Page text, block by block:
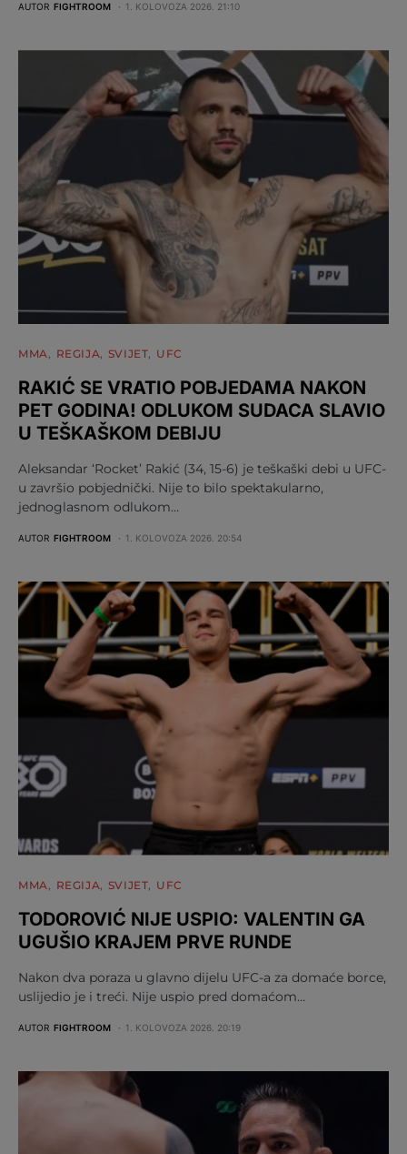
AUTOR FIGHTROOM 1. KOLOVOZA 2026. 21:10
MMA REGIJA SVIJET UFC
RAKIĆ SE VRATIO POBJEDAMA NAKON
PET GODINA! ODLUKOM SUDACA SLAVIO
U TEŠKAŠKOM DEBIJU
Aleksandar ‘Rocket’ Rakić (34, 15-6) je teškaški debi u UFC-
u završio pobjednički. Nije to bilo spektakularno,
jednoglasnom odlukom…
AUTOR FIGHTROOM 1. KOLOVOZA 2026. 20:54
MMA REGIJA SVIJET UFC
TODOROVIĆ NIJE USPIO: VALENTIN GA
UGUŠIO KRAJEM PRVE RUNDE
Nakon dva poraza u glavno dijelu UFC-a za domaće borce,
uslijedio je i treći. Nije uspio pred domaćom…
AUTOR FIGHTROOM 1. KOLOVOZA 2026. 20:19